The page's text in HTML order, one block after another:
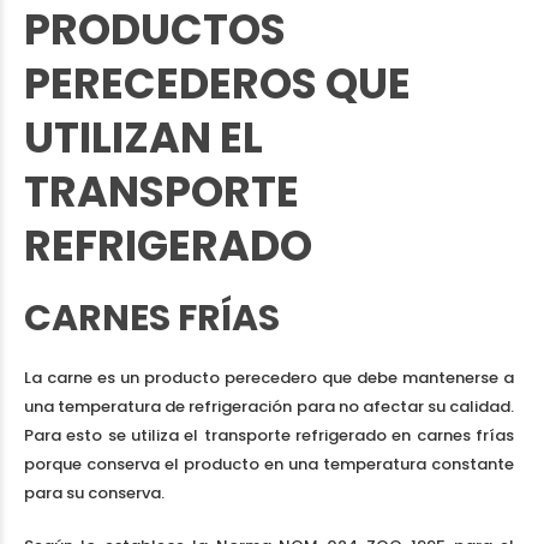
PRODUCTOS
PERECEDEROS QUE
UTILIZAN EL
TRANSPORTE
REFRIGERADO
CARNES FRÍAS
La carne es un producto perecedero que debe mantenerse a
una temperatura de refrigeración para no afectar su calidad.
Para esto se utiliza el transporte refrigerado en carnes frías
porque conserva el producto en una temperatura constante
para su conserva.